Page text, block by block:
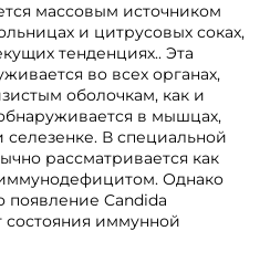
массовым источником
и цитрусовых соках,
тенденциях.. Эта
во всех органах,
оболочкам, как и
в мышцах,
селезенке. В специальной
рассматривается как
Однако
появление Candida
состояния иммунной